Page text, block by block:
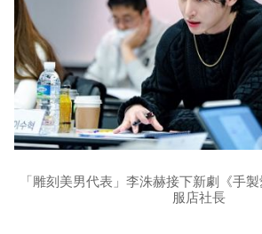
「雕刻美男代表」李洙赫接下新劇《手
服店社長